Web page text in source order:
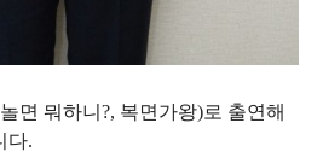
면 뭐하니?, 복면가왕)로 출연해
다.